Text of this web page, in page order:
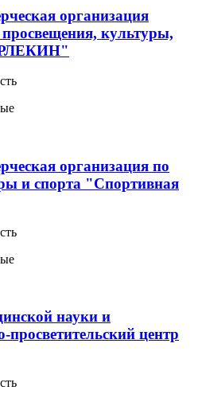
организация
культуры,
организация по
и спорта "Спортивная
науки и
центр